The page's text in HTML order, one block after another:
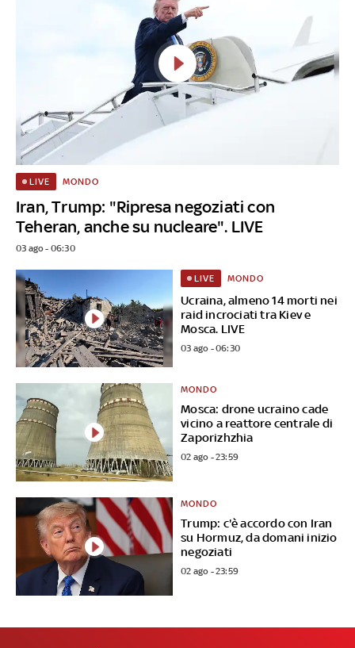
Iran, Trump: "Ripresa negoziati con
Teheran, anche su nucleare". LIVE
LIVE MONDO
03 ago - 06:30
Ucraina, almeno 14 morti nei
raid incrociati tra Kiev e
Mosca. LIVE
LIVE MONDO
03 ago - 06:30
Mosca: drone ucraino cade
vicino a reattore centrale di
Zaporizhzhia
MONDO
02 ago - 23:59
Trump: c'è accordo con Iran
su Hormuz, da domani inizio
negoziati
MONDO
02 ago - 23:59